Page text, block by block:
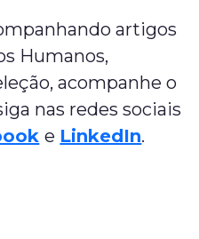
artigos
Humanos,
acompanhe o
nas redes sociais
e LinkedIn.